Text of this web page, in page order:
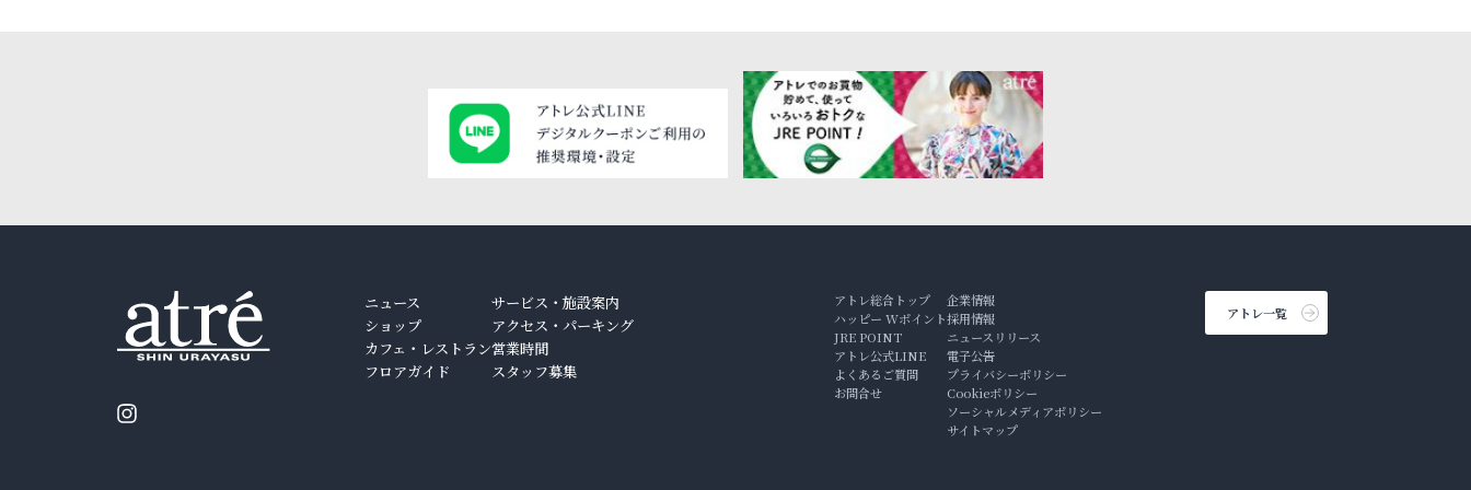
ニュース
ショップ
カフェ・レストラン
フロアガイド
サービス・施設案内
アクセス・パーキング
営業時間
スタッフ募集
アトレ総合トップ
ハッピー Wポイント
JRE POINT
アトレ公式LINE
よくあるご質問
お問合せ
企業情報
採用情報
ニュースリリース
電子公告
プライバシーポリシー
Cookieポリシー
ソーシャルメディアポリシー
サイトマップ
アトレ一覧